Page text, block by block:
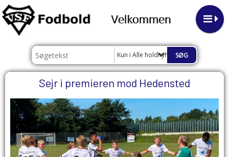
Kun i Alle holdnyheder
Sejr i premieren mod Hedensted